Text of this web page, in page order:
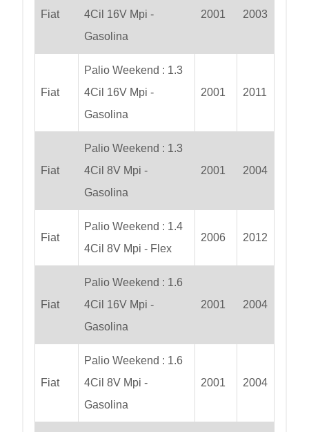
Fiat
4Cil 16V Mpi -
Gasolina
2001 2003
Fiat
Palio Weekend : 1.3
4Cil 16V Mpi -
Gasolina
2001 2011
Fiat
Palio Weekend : 1.3
4Cil 8V Mpi -
Gasolina
2001 2004
Fiat
Palio Weekend : 1.4
4Cil 8V Mpi - Flex
2006 2012
Fiat
Palio Weekend : 1.6
4Cil 16V Mpi -
Gasolina
2001 2004
Fiat
Palio Weekend : 1.6
4Cil 8V Mpi -
Gasolina
2001 2004